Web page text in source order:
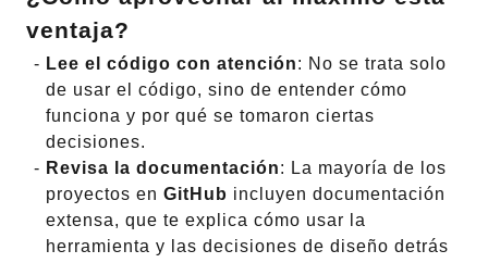
ventaja?
Lee el código con atención: No se trata solo
de usar el código, sino de entender cómo
funciona y por qué se tomaron ciertas
decisiones.
Revisa la documentación: La mayoría de los
proyectos en GitHub incluyen documentación
extensa, que te explica cómo usar la
herramienta y las decisiones de diseño detrás